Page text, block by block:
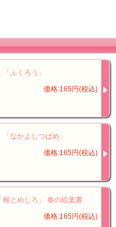
ふくろう」
価格:165円(税込)
なかよしつばめ」
価格:165円(税込)
桜とめじろ」 春の絵葉書
価格:165円(税込)